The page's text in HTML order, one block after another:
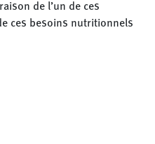
de l’un de ces
ces besoins nutritionnels